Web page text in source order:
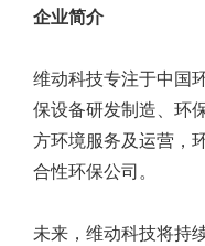
企业简介
维动科技专注于中国
保设备研发制造、环
方环境服务及运营，
合性环保公司。
未来，维动科技将持